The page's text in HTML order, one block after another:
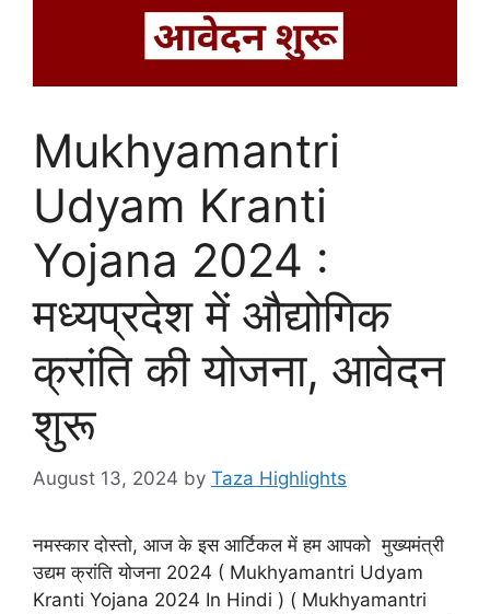
Mukhyamantri
Udyam Kranti
Yojana 2024 :
मध्यप्रदेश में औद्योगिक
क्रांति की योजना, आवेदन
शुरू
August 13, 2024 by Taza Highlights
नमस्कार दोस्तो, आज के इस आर्टिकल में हम आपको मुख्यमंत्री
उद्यम क्रांति योजना 2024 ( Mukhyamantri Udyam
Kranti Yojana 2024 In Hindi ) ( Mukhyamantri